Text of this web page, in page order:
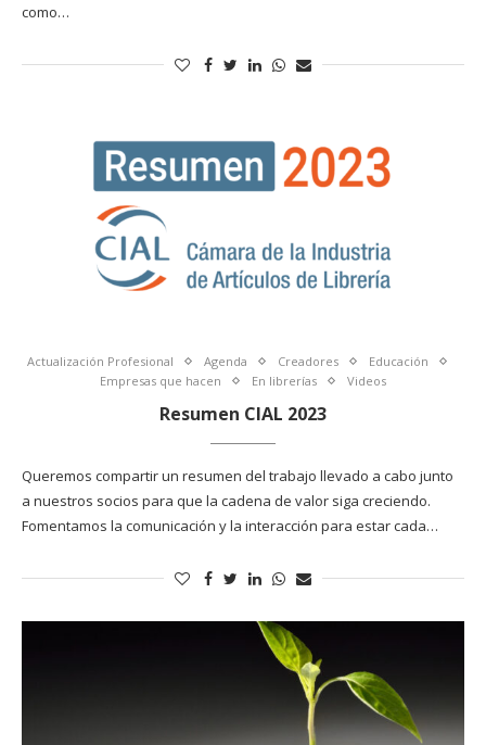
como…
Actualización Profesional Agenda Creadores
Educación
Empresas que hacen
En librerías Videos
Resumen CIAL 2023
Queremos compartir un resumen del trabajo llevado a cabo junto
a nuestros socios para que la cadena de valor siga creciendo.
Fomentamos la comunicación y la interacción para estar cada…